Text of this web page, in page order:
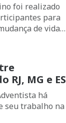
foi realizado
para
de vida
MG e ES
há
seu trabalho na